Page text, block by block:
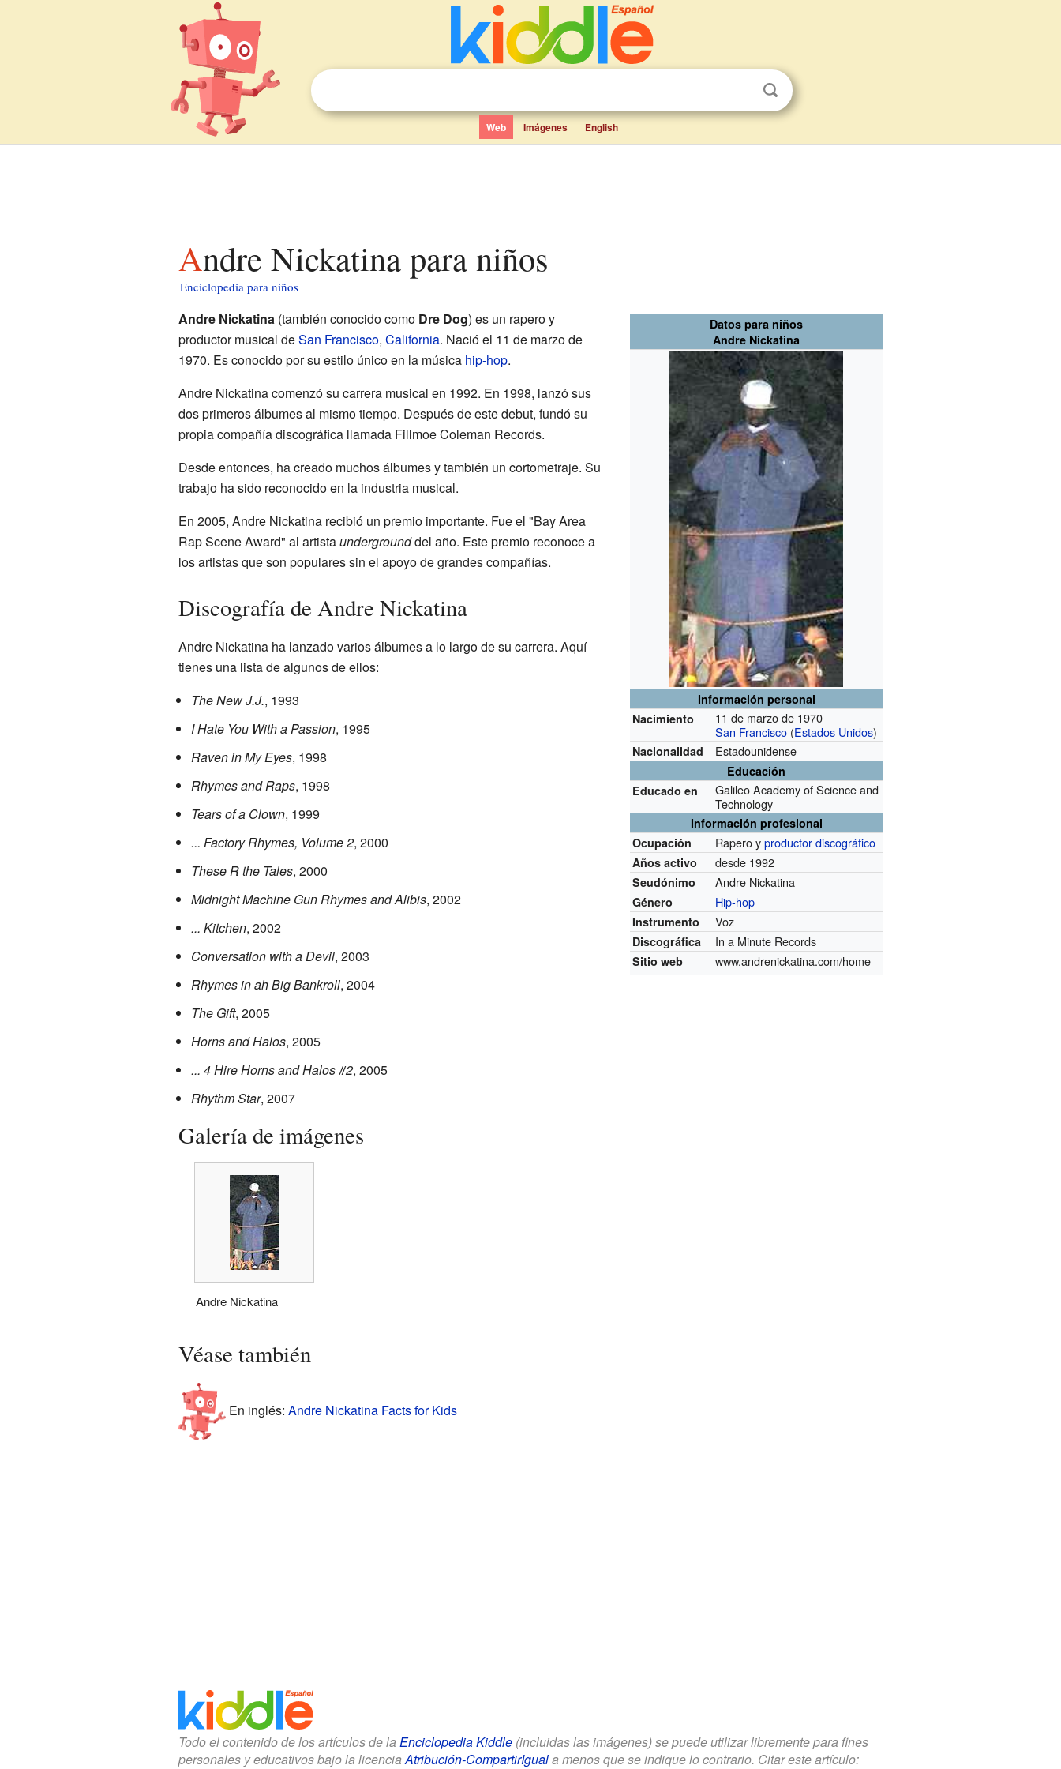
Web Imágenes English
Andre Nickatina para niños
Enciclopedia para niños
Datos para niños
Andre Nickatina
Información personal
Nacimiento
11 de marzo de 1970
San Francisco (Estados Unidos)
Nacionalidad Estadounidense
Educación
Educado en
Galileo Academy of Science and
Technology
Información profesional
Ocupación
Rapero yproductor discográfico
Años activo desde 1992
Seudónimo Andre Nickatina
Género Hip-hop
Instrumento Voz
Discográfica In a Minute Records
Sitio web www.andrenickatina.com/home
Andre Nickatina(también conocido como Dre Dog) es un rapero y
productor musical deSan Francisco, California. Nació el 11 de marzo de
1970. Es conocido por su estilo único en la música hip-hop.
Andre Nickatina comenzó su carrera musical en 1992. En 1998, lanzó sus
dos primeros álbumes al mismo tiempo. Después de este debut, fundó su
propia compañía discográfica llamada Fillmoe Coleman Records.
Desde entonces, ha creado muchos álbumes y también un cortometraje. Su
trabajo ha sido reconocido en la industria musical.
En 2005, Andre Nickatina recibió un premio importante. Fue el "Bay Area
Rap Scene Award" al artistaundergrounddel año. Este premio reconoce a
los artistas que son populares sin el apoyo de grandes compañías.
Discografía de Andre Nickatina
Andre Nickatina ha lanzado varios álbumes a lo largo de su carrera. Aquí
tienes una lista de algunos de ellos:
The New J.J., 1993
I Hate You With a Passion, 1995
Raven in My Eyes, 1998
Rhymes and Raps, 1998
Tears of a Clown, 1999
... Factory Rhymes, Volume 2, 2000
These R the Tales, 2000
Midnight Machine Gun Rhymes and Alibis, 2002
... Kitchen, 2002
Conversation with a Devil, 2003
Rhymes in ah Big Bankroll, 2004
The Gift, 2005
Horns and Halos, 2005
... 4 Hire Horns and Halos #2, 2005
Rhythm Star, 2007
Galería de imágenes
Andre Nickatina
Véase también
En inglés: Andre Nickatina Facts for Kids
Todo el contenido de los artículos de la Enciclopedia Kiddle(incluidas las imágenes) se puede utilizar libremente para fines
personales y educativos bajo la licencia Atribución-CompartirIguala menos que se indique lo contrario. Citar este artículo: